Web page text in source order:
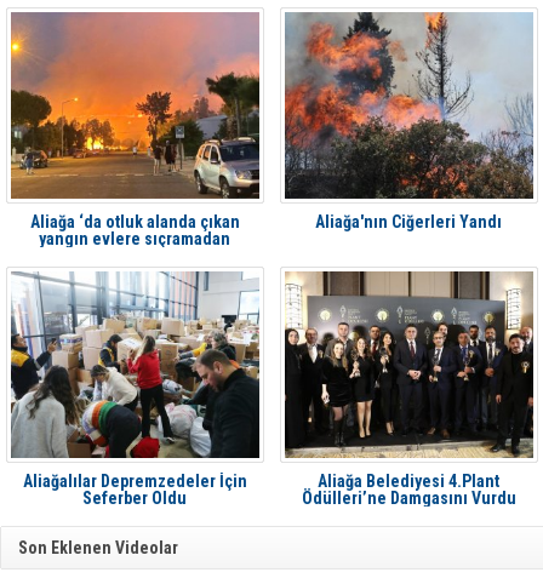
Aliağa ‘da otluk alanda çıkan
yangın evlere sıçramadan
Aliağa'nın Ciğerleri Yandı
Aliağalılar Depremzedeler İçin
Seferber Oldu
Aliağa Belediyesi 4.Plant
Ödülleri’ne Damgasını Vurdu
Son Eklenen Videolar